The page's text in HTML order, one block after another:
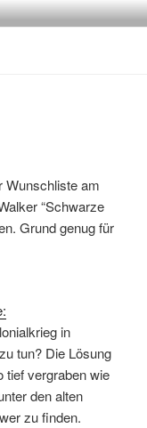
Wunschliste am
“Schwarze
Grund genug für
in
tun? Die Lösung
tief vergraben wie
den alten
zu finden.